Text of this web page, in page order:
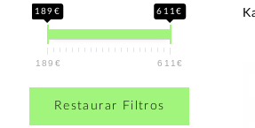
189€ 611€
189€ 611€
Restaurar Filtros